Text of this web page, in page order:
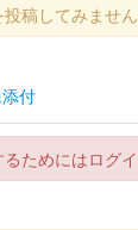
城印 大一大
に開催された
城印
稿してみません
付
ためにはログイ